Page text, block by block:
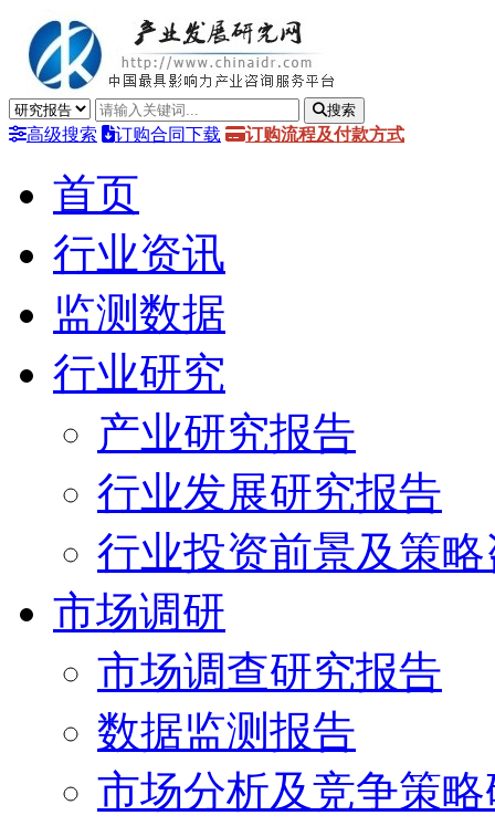
搜索
高级搜索 订购合同下载 订购流程及付款方式
首页
行业资讯
监测数据
行业研究
产业研究报告
行业发展研究报告
行业投资前景及策
市场调研
市场调查研究报告
数据监测报告
市场分析及竞争策